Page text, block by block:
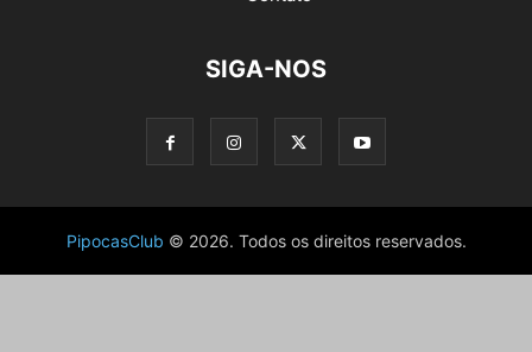
SIGA-NOS
PipocasClub © 2026. Todos os direitos reservados.